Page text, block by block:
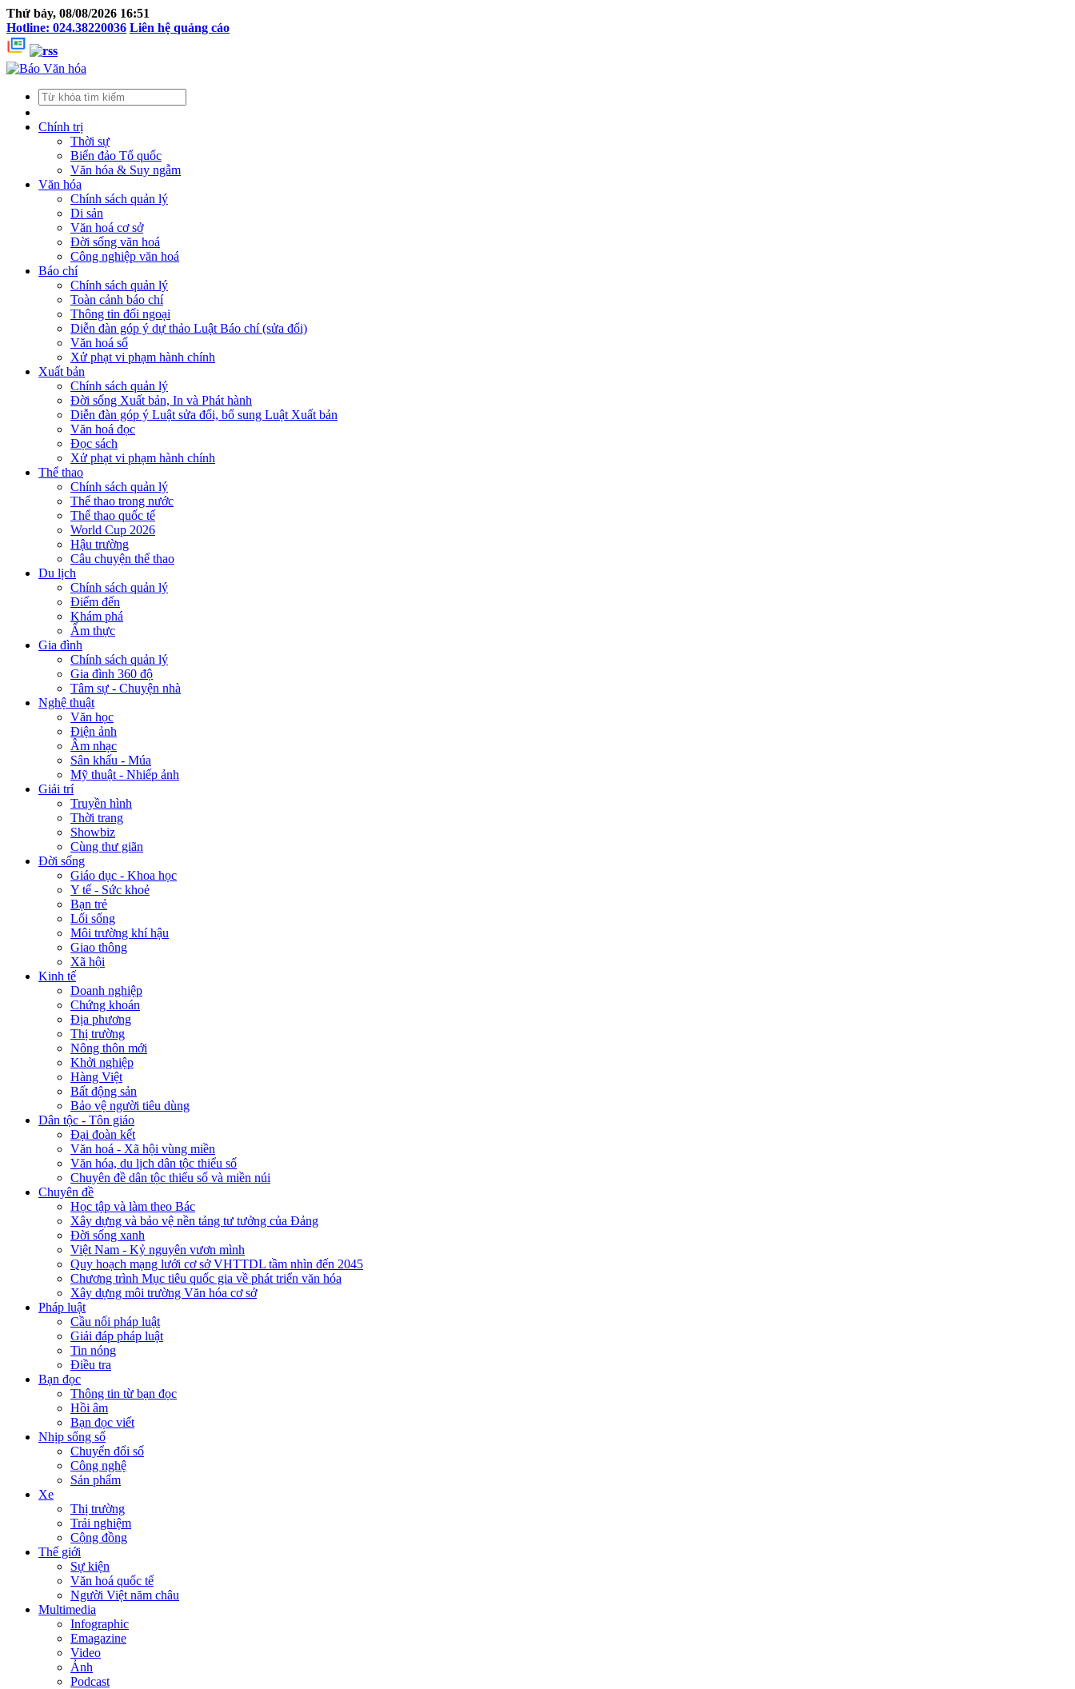
Thứ bảy, 08/08/2026 16:51
Hotline: 024.38220036 Liên hệ quảng cáo
Chính trị
Thời sự
Biển đảo Tổ quốc
Văn hóa & Suy ngẫm
Văn hóa
Chính sách quản lý
Di sản
Văn hoá cơ sở
Đời sống văn hoá
Công nghiệp văn hoá
Báo chí
Chính sách quản lý
Toàn cảnh báo chí
Thông tin đối ngoại
Diễn đàn góp ý dự thảo Luật Báo chí (sửa đổi)
Văn hoá số
Xử phạt vi phạm hành chính
Xuất bản
Chính sách quản lý
Đời sống Xuất bản, In và Phát hành
Diễn đàn góp ý Luật sửa đổi, bổ sung Luật Xuất bản
Văn hoá đọc
Đọc sách
Xử phạt vi phạm hành chính
Thể thao
Chính sách quản lý
Thể thao trong nước
Thể thao quốc tế
World Cup 2026
Hậu trường
Câu chuyện thể thao
Du lịch
Chính sách quản lý
Điểm đến
Khám phá
Ẩm thực
Gia đình
Chính sách quản lý
Gia đình 360 độ
Tâm sự - Chuyện nhà
Nghệ thuật
Văn học
Điện ảnh
Âm nhạc
Sân khấu - Múa
Mỹ thuật - Nhiếp ảnh
Giải trí
Truyền hình
Thời trang
Showbiz
Cùng thư giãn
Đời sống
Giáo dục - Khoa học
Y tế - Sức khoẻ
Bạn trẻ
Lối sống
Môi trường khí hậu
Giao thông
Xã hội
Kinh tế
Doanh nghiệp
Chứng khoán
Địa phương
Thị trường
Nông thôn mới
Khởi nghiệp
Hàng Việt
Bất động sản
Bảo vệ người tiêu dùng
Dân tộc - Tôn giáo
Đại đoàn kết
Văn hoá - Xã hội vùng miền
Văn hóa, du lịch dân tộc thiểu số
Chuyên đề dân tộc thiểu số và miền núi
Chuyên đề
Học tập và làm theo Bác
Xây dựng và bảo vệ nền tảng tư tưởng của Đảng
Đời sống xanh
Việt Nam - Kỷ nguyên vươn mình
Quy hoạch mạng lưới cơ sở VHTTDL tầm nhìn đến 2045
Chương trình Mục tiêu quốc gia về phát triển văn hóa
Xây dựng môi trường Văn hóa cơ sở
Pháp luật
Cầu nối pháp luật
Giải đáp pháp luật
Tin nóng
Điều tra
Bạn đọc
Thông tin từ bạn đọc
Hồi âm
Bạn đọc viết
Nhịp sống số
Chuyển đổi số
Công nghệ
Sản phẩm
Xe
Thị trường
Trải nghiệm
Cộng đồng
Thế giới
Sự kiện
Văn hoá quốc tế
Người Việt năm châu
Multimedia
Infographic
Emagazine
Video
Ảnh
Podcast